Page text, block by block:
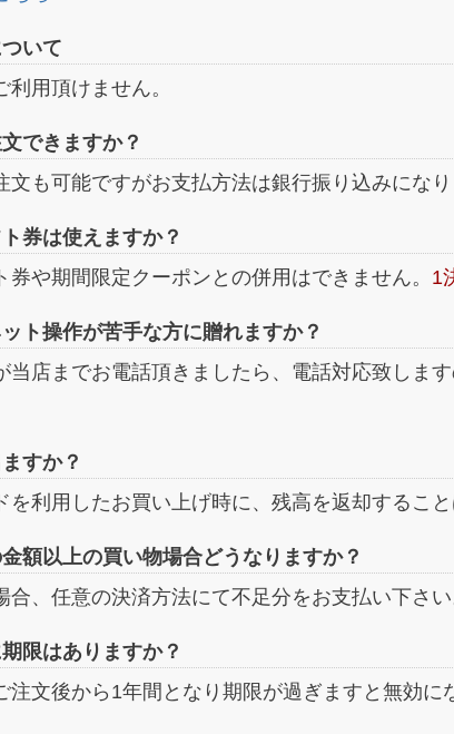
いて
利用頂けません。
できますか？
文も可能ですがお支払方法は銀行振り込みにな
券は使えますか？
券や期間限定クーポンとの併用はできません。 1
ト操作が苦手な方に贈れますか？
当店までお電話頂きましたら、電話対応致しま
すか？
を利用したお買い上げ時に、残高を返却すること
額以上の買い物場合どうなりますか？
合、任意の決済方法にて不足分をお支払い下さい
限はありますか？
注文後から1年間となり期限が過ぎますと無効に